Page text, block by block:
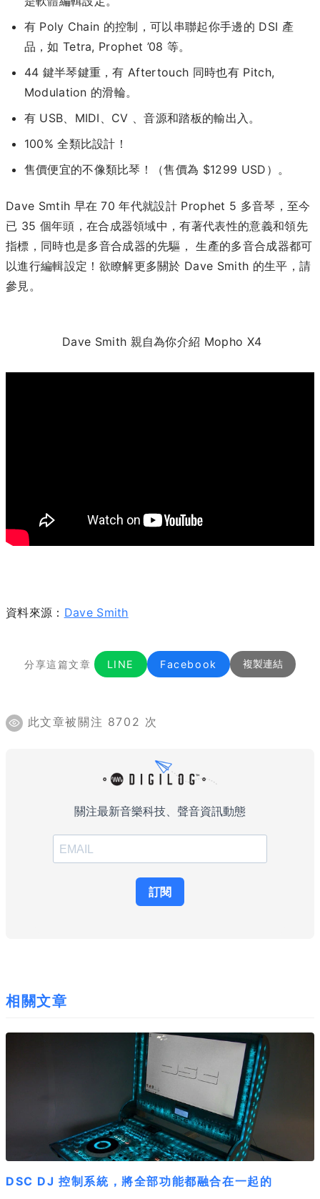
有 Poly Chain 的控制，可以串聯起你手邊的 DSI 產
品，如 Tetra, Prophet ’08 等。
44 鍵半琴鍵重，有 Aftertouch 同時也有 Pitch,
Modulation 的滑輪。
有 USB、MIDI、CV 、音源和踏板的輸出入。
100% 全類比設計！
售價便宜的不像類比琴！（售價為 $1299 USD）。
Dave Smtih 早在 70 年代就設計 Prophet 5 多音琴，至今
已 35 個年頭，在合成器領域中，有著代表性的意義和領先
指標，同時也是多音合成器的先驅， 生產的多音合成器都可
以進行編輯設定！欲瞭解更多關於 Dave Smith 的生平，請
參見。
Dave Smith 親自為你介紹 Mopho X4
資料來源： Dave Smith
分享這篇文章 LINE Facebook 複製連結
此文章被關注 8702 次
相關文章
DSC DJ 控制系統，將全部功能都融合在一起的